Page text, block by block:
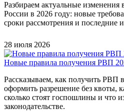
Разбираем актуальные
России в 2026 году: новые
сроки рассмотрения и последние
28 июля 2026
Новые правила получения РВП
Рассказываем, как получить РВП
оформить разрешение без квоты,
сколько стоят госпошлины и что
законодательстве.